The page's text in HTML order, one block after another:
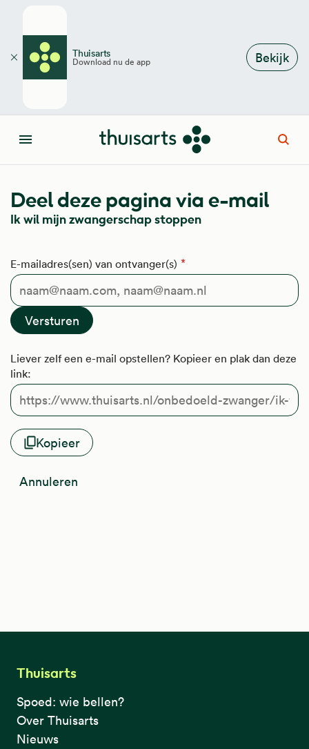
Thuisarts
Download nu de app Bekijk
Sluiten
Menu
Deel deze pagina via e-mail
Ik wil mijn zwangerschap stoppen
E-mailadres(sen) van ontvanger(s)
Liever zelf een e-mail opstellen? Kopieer en plak dan deze
link:
Kopieer
Annuleren
Thuisarts
Spoed: wie bellen?
Over Thuisarts
Nieuws